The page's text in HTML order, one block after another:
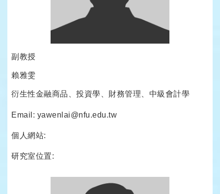
副教授
賴雅雯
衍生性金融商品、投資學、財務管理、中級會計學
Email: yawenlai@nfu.edu.tw
個人網站:
研究室位置: